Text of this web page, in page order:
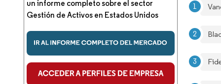
un informe completo sobre el sector
Gestión de Activos en Estados Unidos